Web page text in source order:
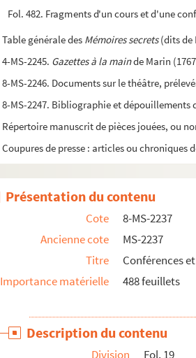
Fol. 482. Fragments d'un cours et d'une
Table générale des Mémoires secrets(dits de
4-MS-2245. Gazettes à la mainde Marin
8-MS-2246. Documents sur le théâtre,
8-MS-2247. Bibliographie et
Répertoire manuscrit de pièces jouées, ou
Coupures de presse : articles ou
Présentation du contenu
Cote
8-MS-2237
Ancienne cote
MS-2237
Titre
Conférences
Importance matérielle
488 feuillets
Description du contenu
Division
Fol. 19